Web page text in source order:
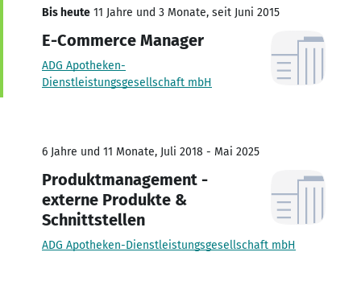
Bis heute 11 Jahre und 3 Monate, seit Juni 2015
E-Commerce Manager
ADG Apotheken-
Dienstleistungsgesellschaft mbH
6 Jahre und 11 Monate, Juli 2018 - Mai 2025
Produktmanagement -
externe Produkte &
Schnittstellen
ADG Apotheken-Dienstleistungsgesellschaft mbH